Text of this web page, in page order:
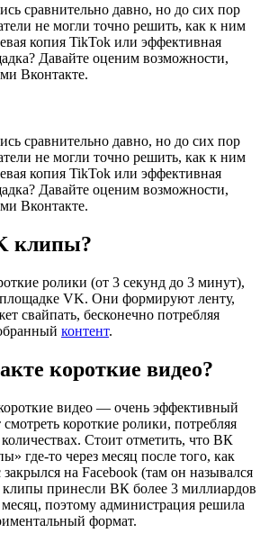
сравнительно давно, но до сих пор
не могли точно решить, как к ним
копия TikTok или эффективная
Давайте оценим возможности,
Вконтакте.
сравнительно давно, но до сих пор
не могли точно решить, как к ним
копия TikTok или эффективная
Давайте оценим возможности,
Вконтакте.
клипы?
ролики (от 3 секунд до 3 минут),
VK. Они формируют ленту,
свайпать, бесконечно потребляя
контент.
короткие видео?
видео — очень эффективный
короткие ролики, потребляя
Стоит отметить, что ВК
где-то через месяц после того, как
на Facebook (там он назывался
клипы принесли ВК более 3 миллиардов
месяц, поэтому администрация решила
формат.